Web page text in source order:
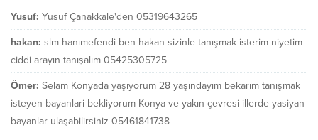
Yusuf: Yusuf Çanakkale'den 05319643265
hakan: slm hanımefendi ben hakan sizinle tanışmak isterim niyetim
ciddi arayın tanışalım 05425305725
Ömer: Selam Konyada yaşıyorum 28 yaşındayım bekarım tanışmak
isteyen bayanlari bekliyorum Konya ve yakın çevresi illerde yasiyan
bayanlar ulaşabilirsiniz 05461841738